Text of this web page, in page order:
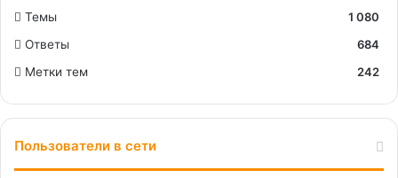
Темы
1 080
Ответы
684
Метки тем
242
Пользователи в сети